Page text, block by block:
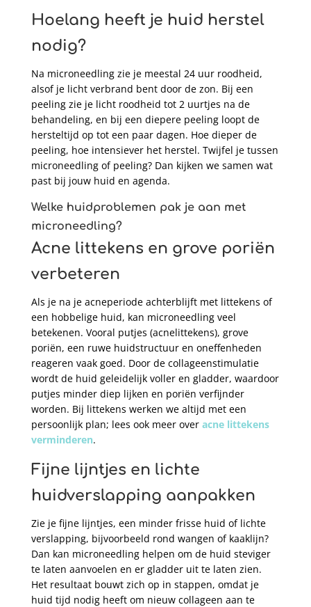
Hoelang heeft je huid herstel
nodig?
Na microneedling zie je meestal 24 uur roodheid,
alsof je licht verbrand bent door de zon. Bij een
peeling zie je licht roodheid tot 2 uurtjes na de
behandeling, en bij een diepere peeling loopt de
hersteltijd op tot een paar dagen. Hoe dieper de
peeling, hoe intensiever het herstel. Twijfel je tussen
microneedling of peeling? Dan kijken we samen wat
past bij jouw huid en agenda.
Welke huidproblemen pak je aan met
microneedling?
Acne littekens en grove poriën
verbeteren
Als je na je acneperiode achterblijft met littekens of
een hobbelige huid, kan microneedling veel
betekenen. Vooral putjes (acnelittekens), grove
poriën, een ruwe huidstructuur en oneffenheden
reageren vaak goed. Door de collageenstimulatie
wordt de huid geleidelijk voller en gladder, waardoor
putjes minder diep lijken en poriën verfijnder
worden. Bij littekens werken we altijd met een
persoonlijk plan; lees ook meer over acne littekens
verminderen.
Fijne lijntjes en lichte
huidverslapping aanpakken
Zie je fijne lijntjes, een minder frisse huid of lichte
verslapping, bijvoorbeeld rond wangen of kaaklijn?
Dan kan microneedling helpen om de huid steviger
te laten aanvoelen en er gladder uit te laten zien.
Het resultaat bouwt zich op in stappen, omdat je
huid tijd nodig heeft om nieuw collageen aan te